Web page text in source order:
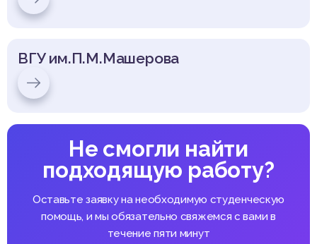
ВГУ им.П.М.Машерова
Не смогли найти
подходящую работу?
Оставьте заявку на необходимую студенческую
помощь, и мы обязательно свяжемся с вами в
течение пяти минут